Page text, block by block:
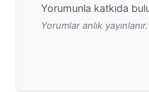
Yorumunla katkıda
Yorumlar anlık